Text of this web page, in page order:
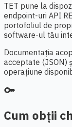
TET pune la
endpoint-uri API
portofoliul de
software-ul tău
Documentația
acceptate (JSON)
operațiune
key
Cum obții